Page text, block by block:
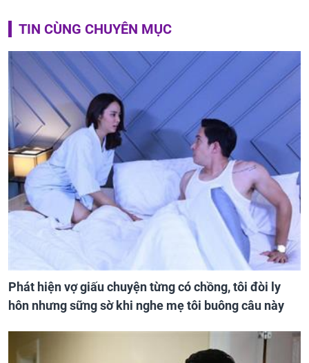
TIN CÙNG CHUYÊN MỤC
Phát hiện vợ giấu chuyện từng có chồng, tôi đòi ly
hôn nhưng sững sờ khi nghe mẹ tôi buông câu này